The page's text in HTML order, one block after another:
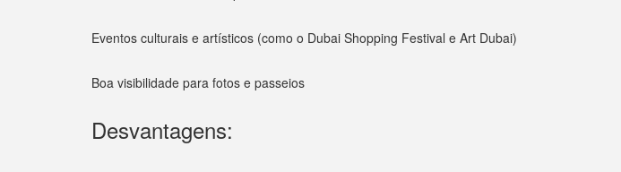
Eventos culturais e artísticos (como o Dubai Shopping Festival e Art Dubai)
Boa visibilidade para fotos e passeios
Desvantagens: